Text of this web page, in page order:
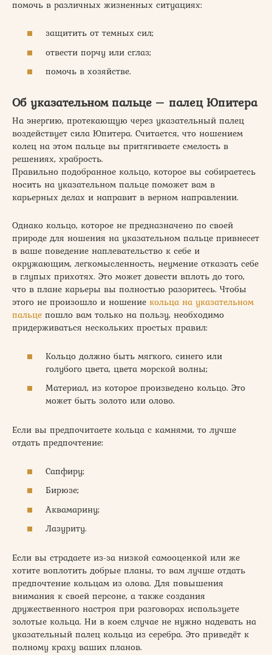
помочь в различных жизненных ситуациях:
защитить от темных сил;
отвести порчу или сглаз;
помочь в хозяйстве.
Об указательном пальце – палец Юпитера
На энергию, протекающую через указательный палец
воздействует сила Юпитера. Считается, что ношением
колец на этом пальце вы притягиваете смелость в
решениях, храбрость.
Правильно подобранное кольцо, которое вы собираетесь
носить на указательном пальце поможет вам в
карьерных делах и направит в верном направлении.
Однако кольцо, которое не предназначено по своей
природе для ношения на указательном пальце привнесет
в ваше поведение наплевательство к себе и
окружающим, легкомысленность, неумение отказать себе
в глупых прихотях. Это может довести вплоть до того,
что в плане карьеры вы полностью разоритесь. Чтобы
этого не произошло и ношение кольца на указательном
пальце пошло вам только на пользу, необходимо
придерживаться нескольких простых правил:
Кольцо должно быть мягкого, синего или
голубого цвета, цвета морской волны;
Материал, из которое произведено кольцо. Это
может быть золото или олово.
Если вы предпочитаете кольца с камнями, то лучше
отдать предпочтение:
Сапфиру;
Бирюзе;
Аквамарину;
Лазуриту.
Если вы страдаете из-за низкой самооценкой или же
хотите воплотить добрые планы, то вам лучше отдать
предпочтение кольцам из олова. Для повышения
внимания к своей персоне, а также создания
дружественного настроя при разговорах используете
золотые кольца. Ни в коем случае не нужно надевать на
указательный палец кольца из серебра. Это приведёт к
полному краху ваших планов.